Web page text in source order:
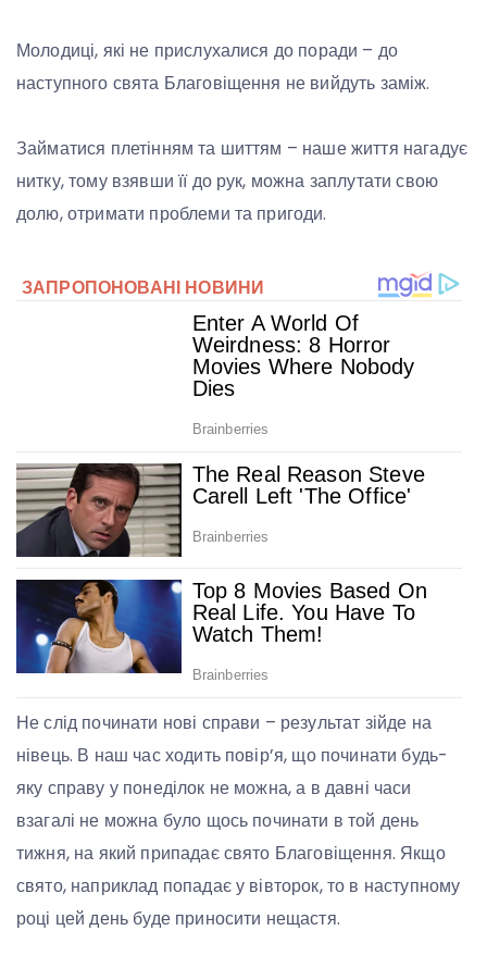
Молодиці, які не прислухалися до поради – до
наступного свята Благовіщення не вийдуть заміж.
Займатися плетінням та шиттям – наше життя нагадує
нитку, тому взявши її до рук, можна заплутати свою
долю, отримати проблеми та пригоди.
Не слід починати нові справи – результат зійде на
нівець. В наш час ходить повір’я, що починати будь-
яку справу у понеділок не можна, а в давні часи
взагалі не можна було щось починати в той день
тижня, на який припадає свято Благовіщення. Якщо
свято, наприклад попадає у вівторок, то в наступному
році цей день буде приносити нещастя.